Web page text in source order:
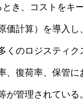
き、コストをキ
価計算）を導入
くのロジスティ
、復荷率、保管
が管理されてい